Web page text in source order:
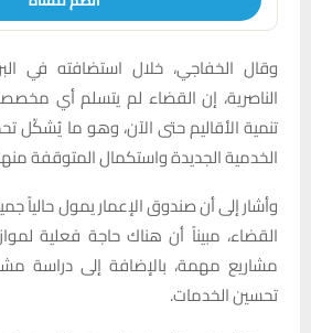
وقال الخفاجي، خلال استضافته في
الناصرية، إن القضاء لم يتسلم أي
تنمية الأقاليم حتى الآن، وهو ما يُشكّل
الخدمية الجديدة واستكمال المتوقفة
وأشار إلى أن صندوق الإعمار يمول حالياً
القضاء، مبيناً أن هناك حاجة فعلية
مشاريع مهمة، بالإضافة إلى دراسة
تحسين الخدمات.